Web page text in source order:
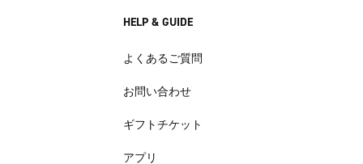
HELP & GUIDE
よくあるご質問
お問い合わせ
ギフトチケット
アプリ